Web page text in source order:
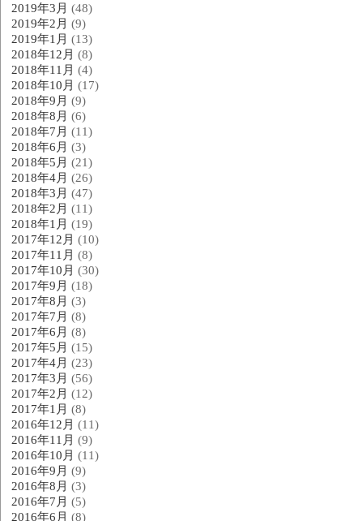
2019年3月 (48)
2019年2月 (9)
2019年1月 (13)
2018年12月 (8)
2018年11月 (4)
2018年10月 (17)
2018年9月 (9)
2018年8月 (6)
2018年7月 (11)
2018年6月 (3)
2018年5月 (21)
2018年4月 (26)
2018年3月 (47)
2018年2月 (11)
2018年1月 (19)
2017年12月 (10)
2017年11月 (8)
2017年10月 (30)
2017年9月 (18)
2017年8月 (3)
2017年7月 (8)
2017年6月 (8)
2017年5月 (15)
2017年4月 (23)
2017年3月 (56)
2017年2月 (12)
2017年1月 (8)
2016年12月 (11)
2016年11月 (9)
2016年10月 (11)
2016年9月 (9)
2016年8月 (3)
2016年7月 (5)
2016年6月 (8)